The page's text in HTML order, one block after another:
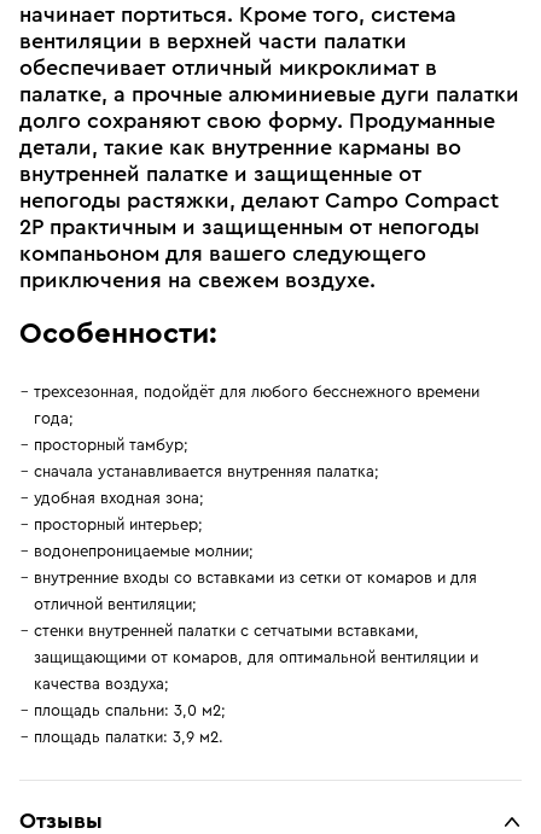
начинает портиться. Кроме того, система
вентиляции в верхней части палатки
обеспечивает отличный микроклимат в
палатке, а прочные алюминиевые дуги палатки
долго сохраняют свою форму. Продуманные
детали, такие как внутренние карманы во
внутренней палатке и защищенные от
непогоды растяжки, делают Campo Compact
2P практичным и защищенным от непогоды
компаньоном для вашего следующего
приключения на свежем воздухе.
Особенности:
трехсезонная, подойдёт для любого бесснежного времени
года;
просторный тамбур;
сначала устанавливается внутренняя палатка;
удобная входная зона;
просторный интерьер;
водонепроницаемые молнии;
внутренние входы со вставками из сетки от комаров и для
отличной вентиляции;
стенки внутренней палатки с сетчатыми вставками,
защищающими от комаров, для оптимальной вентиляции и
качества воздуха;
площадь спальни: 3,0 м2;
площадь палатки: 3,9 м2.
Отзывы